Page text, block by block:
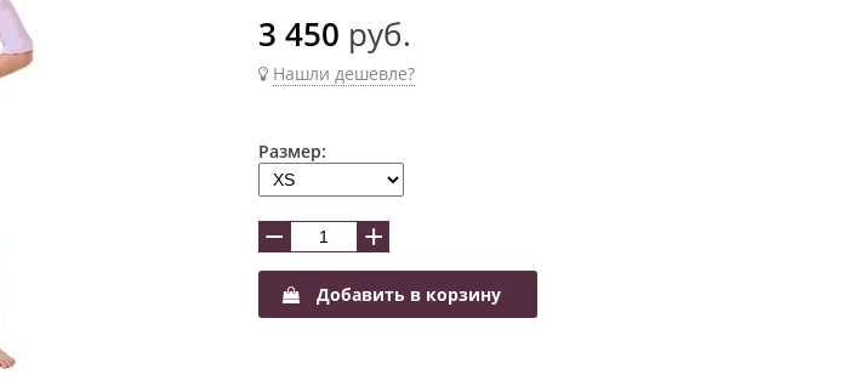
3 450 руб.
Нашли дешевле?
Размер:
− +
Добавить в корзину